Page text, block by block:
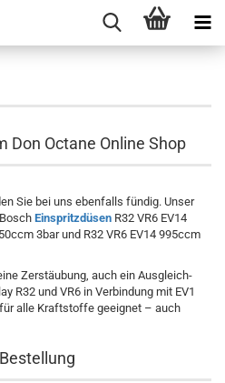
Don Octane Online Shop
Sie bei uns ebenfalls fündig. Unser
Einspritzdüsen R32 VR6 EV14
3bar und R32 VR6 EV14 995ccm
Zerstäubung, auch ein Ausgleich-
R32 und VR6 in Verbindung mit EV1
alle Kraftstoffe geeignet – auch